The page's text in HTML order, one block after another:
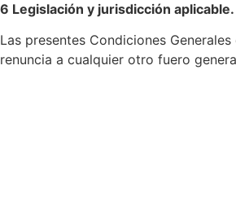
6 Legislación y jurisdicción aplicable.
Las presentes Condiciones
renuncia a cualquier otro fuero